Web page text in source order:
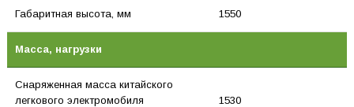
Габаритная высота, мм 1550
Масса, нагрузки
Снаряженная масса китайского
легкового электромобиля
1530